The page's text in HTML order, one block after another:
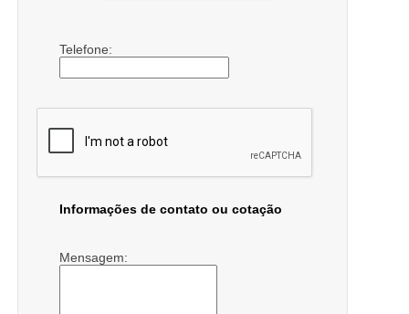
Telefone:
Informações de contato ou cotação
Mensagem: